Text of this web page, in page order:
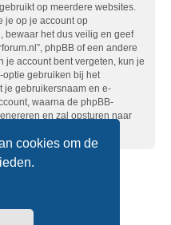
cookies om de
op meerdere websites.
je op je account op
bewaar het dus veilig en geef
phpBB of een andere
je account bent vergeten, kun je
optie gebruiken bij het
je gebruikersnaam en e-
waarna de phpBB-
en zal opsturen naar